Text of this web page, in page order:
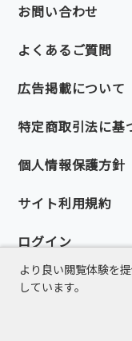
お問い合わせ
よくあるご質問
広告掲載について
特定商取引法に基
個人情報保護方針
サイト利用規約
ログイン
より良い閲覧体験を
しています。